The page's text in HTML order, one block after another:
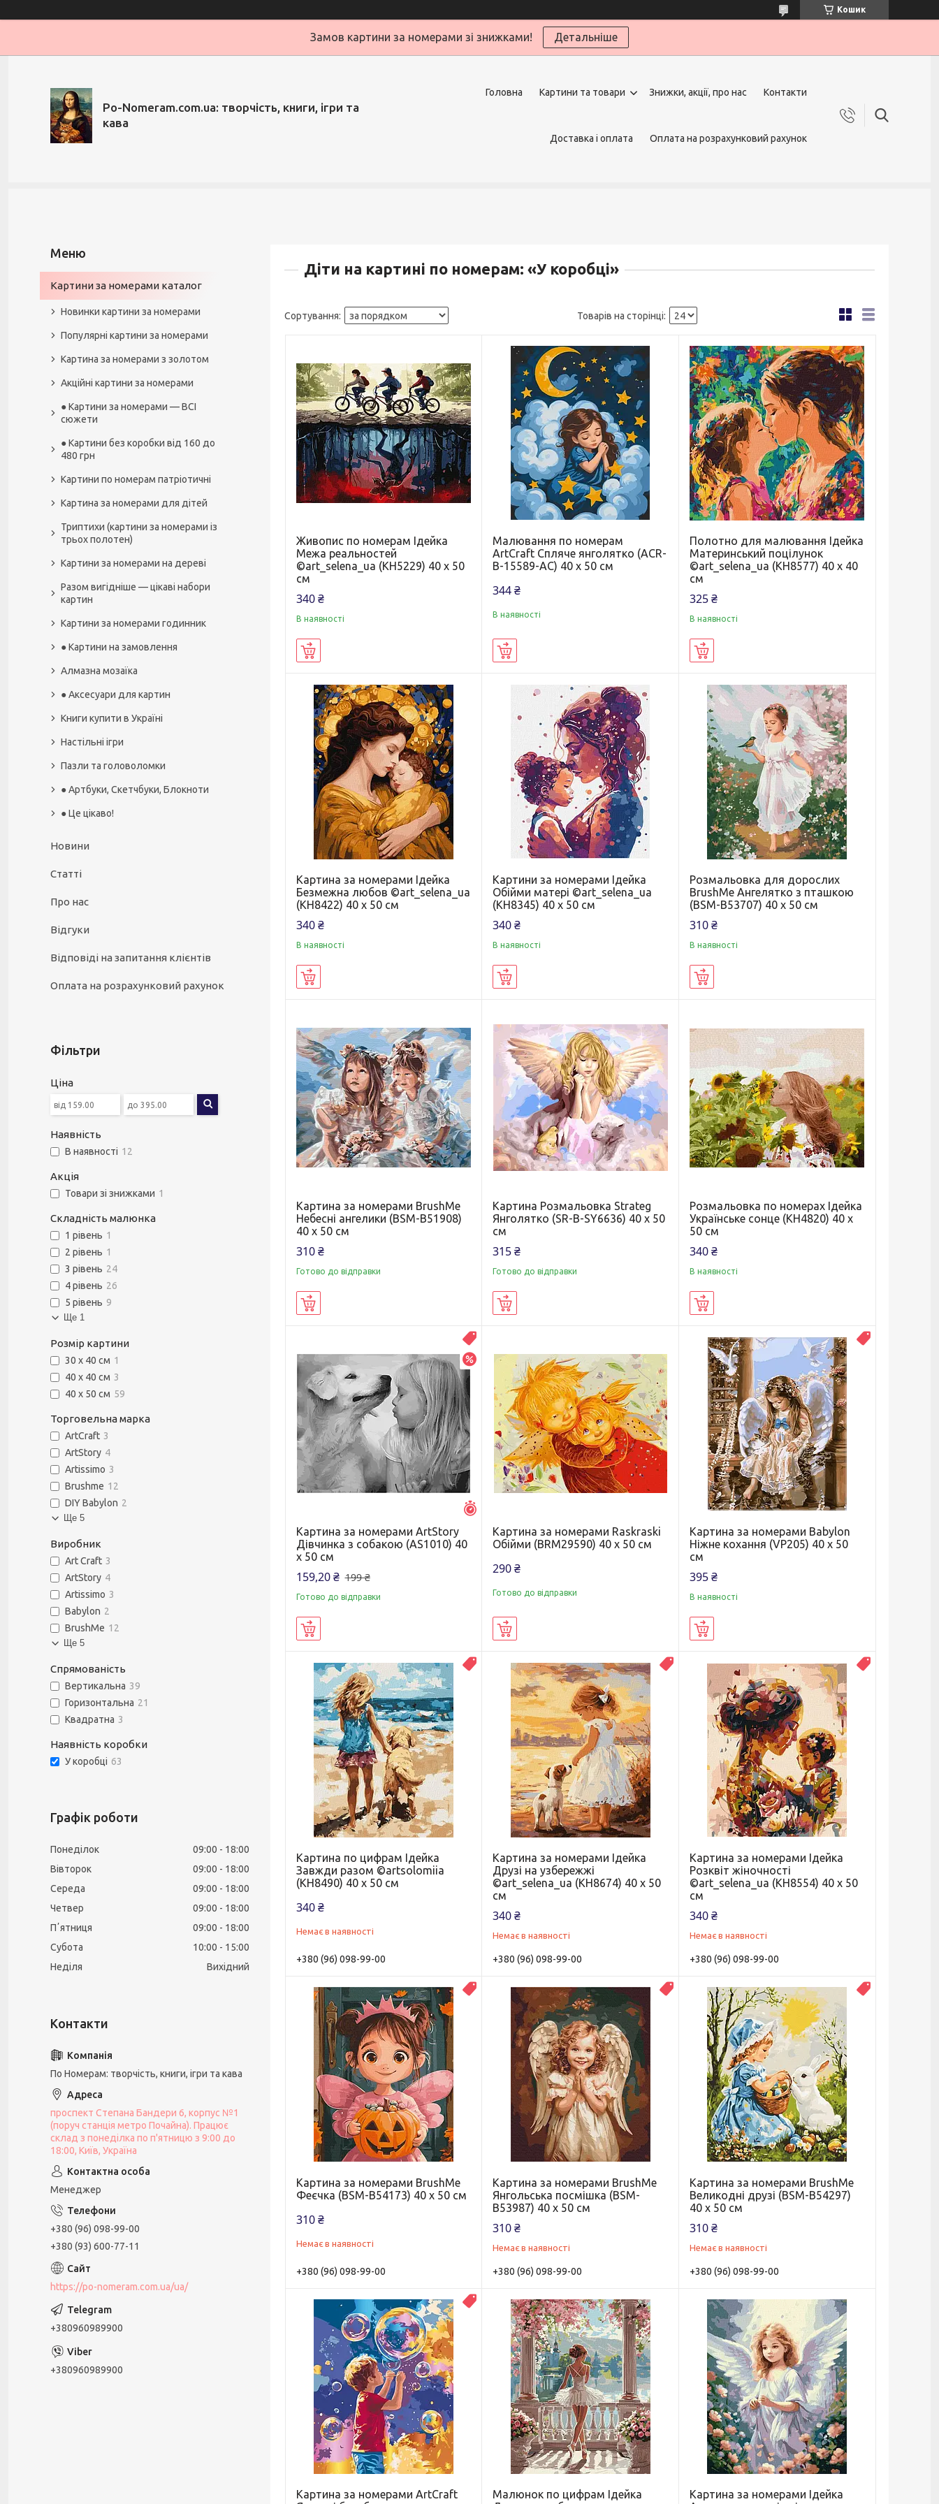
Кошик
Замов картини за номерами зі знижками! Детальніше
Po-Nomeram.com.ua: творчість, книги, ігри та
кава
Головна Картини та товари Знижки, акції, про нас Контакти
Доставка і оплата Оплата на розрахунковий рахунок
Діти на картині по номерам: «У коробці»
Живопис по номерам Ідейка
Межа реальностей
©art_selena_ua (KH5229) 40 х 50
см
340 ₴
В наявності
Малювання по номерам
ArtCraft Спляче янголятко (ACR-
B-15589-AC) 40 х 50 см
344 ₴
В наявності
Полотно для малювання Ідейка
Материнський поцілунок
©art_selena_ua (KH8577) 40 х 40
см
325 ₴
В наявності
Картина за номерами Ідейка
Безмежна любов ©art_selena_ua
(KH8422) 40 х 50 см
340 ₴
В наявності
Картини за номерами Ідейка
Обійми матері ©art_selena_ua
(KH8345) 40 х 50 см
340 ₴
В наявності
Розмальовка для дорослих
BrushMe Ангелятко з пташкою
(BSM-B53707) 40 х 50 см
310 ₴
В наявності
Картина за номерами BrushMe
Небесні ангелики (BSM-B51908)
40 х 50 см
310 ₴
Готово до відправки
Картина Розмальовка Strateg
Янголятко (SR-B-SY6636) 40 х 50
см
315 ₴
Готово до відправки
Розмальовка по номерах Ідейка
Українське сонце (KH4820) 40 х
50 см
340 ₴
В наявності
–20%
Картина за номерами ArtStory
Дівчинка з собакою (AS1010) 40
х 50 см
159,20 ₴ 199 ₴
Готово до відправки
Картина за номерами Raskraski
Обійми (BRM29590) 40 х 50 см
290 ₴
Готово до відправки
Картина за номерами Babylon
Ніжне кохання (VP205) 40 х 50
см
395 ₴
В наявності
Новинка
Картина по цифрам Ідейка
Завжди разом ©artsolomiia
(KH8490) 40 х 50 см
340 ₴
Немає в наявності
+380 (96) 098-99-00
Новинка
Картина за номерами Ідейка
Друзі на узбережжі
©art_selena_ua (KH8674) 40 х 50
см
340 ₴
Немає в наявності
+380 (96) 098-99-00
Картина за номерами Ідейка
Розквіт жіночності
©art_selena_ua (KH8554) 40 х 50
см
340 ₴
Немає в наявності
+380 (96) 098-99-00
Новинка
Картина за номерами BrushMe
Феєчка (BSM-B54173) 40 х 50 см
310 ₴
Немає в наявності
+380 (96) 098-99-00
Новинка
Картина за номерами BrushMe
Янгольська посмішка (BSM-
B53987) 40 х 50 см
310 ₴
Немає в наявності
+380 (96) 098-99-00
Картина за номерами BrushMe
Великодні друзі (BSM-B54297)
40 х 50 см
310 ₴
Немає в наявності
+380 (96) 098-99-00
Новинка
Картина за номерами ArtCraft
Малюнок по цифрам Ідейка
Картина за номерами Ідейка
Картини за номерами каталог
Новинки картини за номерами
Популярні картини за номерами
Картина за номерами з золотом
Акційні картини за номерами
● Картини за номерами — ВСІ
сюжети
● Картини без коробки від 160 до
480 грн
Картини по номерам патріотичні
Картина за номерами для дітей
Триптихи (картини за номерами із
трьох полотен)
Картини за номерами на дереві
Разом вигідніше — цікаві набори
картин
Картини за номерами годинник
● Картини на замовлення
Алмазна мозаїка
● Аксесуари для картин
Книги купити в Україні
Настільні ігри
Пазли та головоломки
● Артбуки, Скетчбуки, Блокноти
● Це цікаво!
Новини
Статті
Про нас
Відгуки
Відповіді на запитання клієнтів
Оплата на розрахунковий рахунок
Фільтри
Ціна
Наявність
В наявності 12
Акція
Товари зі знижками 1
Складність малюнка
1 рівень 1
2 рівень 1
3 рівень 24
4 рівень 26
5 рівень 9
Ще 1
Розмір картини
30 х 40 см 1
40 х 40 см 3
40 х 50 см 59
Торговельна марка
ArtCraft 3
ArtStory 4
Artissimo 3
Brushme 12
DIY Babylon 2
Ще 5
Виробник
Art Craft 3
ArtStory 4
Artissimo 3
Babylon 2
BrushMe 12
Ще 5
Спрямованість
Вертикальна 39
Горизонтальна 21
Квадратна 3
Наявність коробки
У коробці 63
Графік роботи
Понеділок 09:00
18:00
Вівторок
09:00
18:00
Середа
09:00
18:00
Четвер
09:00
18:00
Пʼятниця
09:00
18:00
Субота
10:00
15:00
Неділя
Вихідний
По Номерам: творчість, книги, ігри та кава
проспект Степана Бандери 6, корпус №1
(поруч станція метро Почайна). Працює
склад з понеділка по п'ятницю з 9:00 до
18:00, Київ, Україна
Менеджер
+380 (96) 098-99-00
+380 (93) 600-77-11
https://po-nomeram.com.ua/ua/
+380960989900
+380960989900